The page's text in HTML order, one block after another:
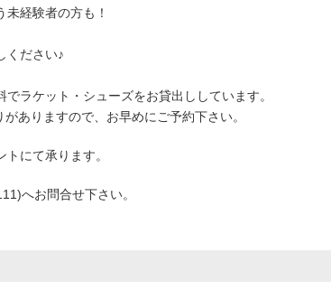
経験者の方も！
ください♪
ラケット・シューズをお貸出ししています。
ありますので、お早めにご予約下さい。
にて承ります。
へお問合せ下さい。